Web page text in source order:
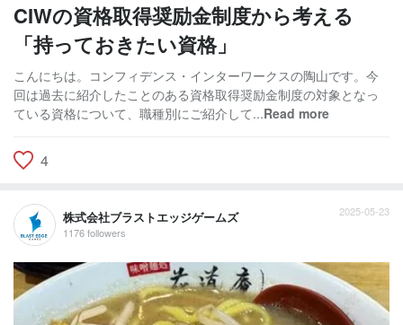
CIWの資格取得奨励金制度から考える
「持っておきたい資格」
こんにちは。コンフィデンス・インターワークスの陶山です。今
回は過去に紹介したことのある資格取得奨励金制度の対象となっ
ている資格について、職種別にご紹介して...Read more
4
株式会社ブラストエッジゲームズ
1176 followers
2025-05-23